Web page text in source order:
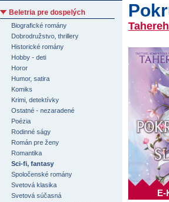
E-
Beletria pre dospelých
Biografické romány
Dobrodružstvo, thrillery
Historické romány
Hobby - deti
Horor
Humor, satira
Komiks
Krimi, detektívky
Ostatné - nezaradené
Poézia
Rodinné ságy
Román pre ženy
Romantika
Sci-fi, fantasy
Spoločenské romány
Svetová klasika
Svetová súčasná